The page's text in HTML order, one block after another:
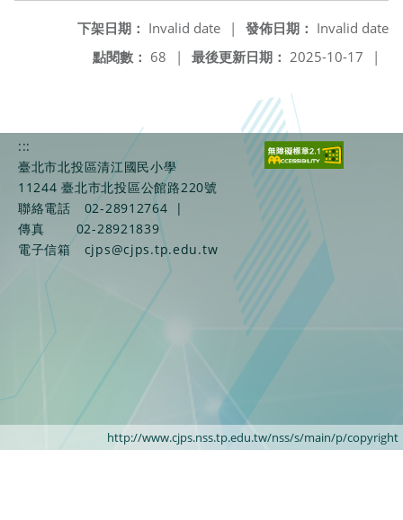
發佈日期： Invalid date
下架日期： Invalid date
|
最後更新日期： 2025-10-17 |
點閱數： 68 |
:::
臺北市北投區清江國民小學
11244 臺北市北投區公館路220號
聯絡電話
02-28912764
|
傳真
02-28921839
電子信箱
cjps@cjps.tp.edu.tw
http://www.cjps.nss.tp.edu.tw/nss/s/main/p/copyright